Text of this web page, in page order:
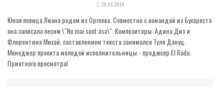
29.06.2019
Юная певица Лиана родом из Оргеева. Совместно с командой из Бухареста
она записала песню \"Nu mai sunt asa\". Композиторы: Адина Диз и
Флорентина Михай, составлением текста занимался Туля Дэнуц.
Менеджер проекта молодой исполнительницы - продюсер El Radu.
Приятного просмотра!